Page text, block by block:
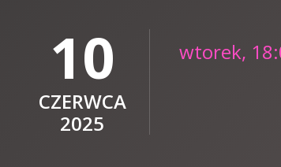
10
CZERWCA
2025
wtorek,